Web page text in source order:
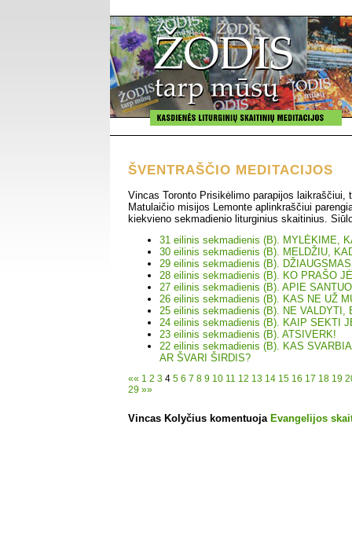
ŠVENTRAŠČIO MEDITACIJOS
Vincas Toronto Prisikėlimo parapijos laikraščiui,
Matulaičio misijos Lemonte aplinkraščiui
kiekvieno sekmadienio liturginius skaitinius.
31 eilinis sekmadienis (B). MYLĖKIME,
30 eilinis sekmadienis (B). MELDŽIU,
29 eilinis sekmadienis (B).
28 eilinis sekmadienis (B). KO PRAŠO
27 eilinis sekmadienis (B). APIE
26 eilinis sekmadienis (B). KAS NE UŽ
25 eilinis sekmadienis (B). NE VALDYTI,
24 eilinis sekmadienis (B). KAIP SEKTI
23 eilinis sekmadienis (B). ATSIVERK!
22 eilinis sekmadienis (B). KAS
AR ŠVARI ŠIRDIS?
«« 1 2 3 4 5 6 7 8 9 10 11 12 13 14 15 16 17 18 19
29 »»
Vincas Kolyčius komentuoja Evangelijos